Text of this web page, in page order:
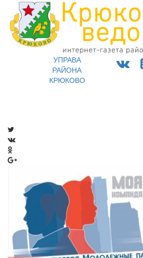
УПРАВА
РАЙОНА
КРЮКОВО